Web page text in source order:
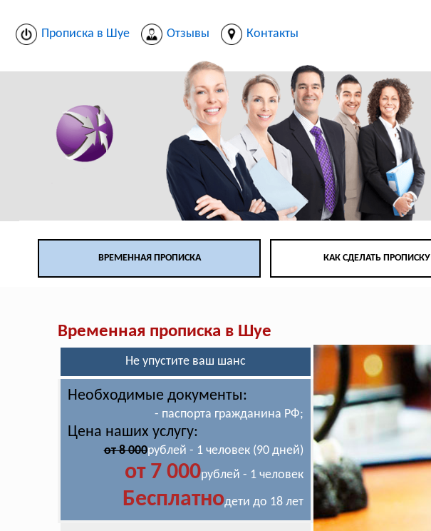
Прописка в Шуе Отзывы Контакты
ВРЕМЕННАЯ ПРОПИСКА КАК СДЕЛАТЬ ПРОПИСКУ
Временная прописка в Шуе
Не упустите ваш шанс
Необходимые документы:
- паспорта гражданина РФ;
Цена наших услугу:
от 8 000рублей - 1 человек (90 дней)
от 7 000рублей - 1 человек
Бесплатнодети до 18 лет